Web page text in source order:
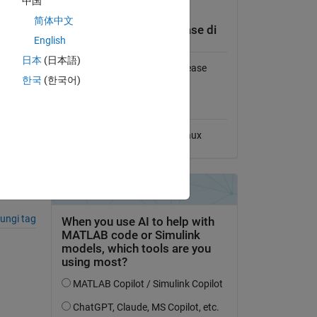
tag
Compatibilità della release di
MATLAB
Compatibile con qualsiasi release
Linux
简体中文
English
日本 (日本語)
한국 (한국어)